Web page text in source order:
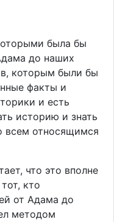
была бы
до наших
которым были бы
факты и
и есть
историю и знать
всем относящимся
что это вполне
кто
от Адама до
методом